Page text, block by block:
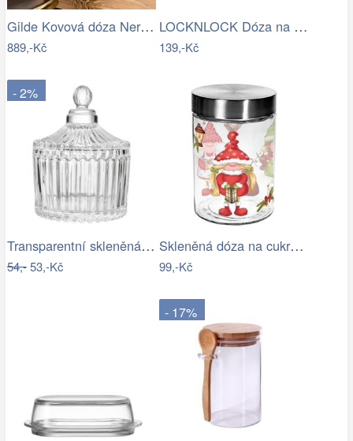
Gilde Kovová dóza Nero, 14 cm
889,-Kč
LOCKNLOCK Dóza na potraviny LOCK 1300ml
139,-Kč
- 2%
Transparentní skleněná dóza s vroubky a…
54,-53,-Kč
Skleněná dóza na cukroví TORO 1100ml…
99,-Kč
- 17%